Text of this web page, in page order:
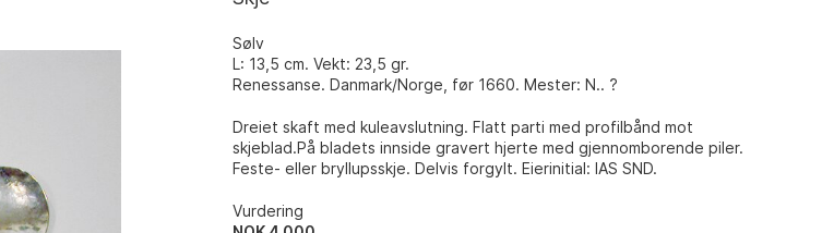
Sølv
L: 13,5 cm. Vekt: 23,5 gr.
Renessanse. Danmark/Norge, før 1660. Mester: N.. ?
Dreiet skaft med kuleavslutning. Flatt parti med profilbånd mot
skjeblad.På bladets innside gravert hjerte med gjennomborende piler.
Feste- eller bryllupsskje. Delvis forgylt. Eierinitial: IAS SND.
Vurdering